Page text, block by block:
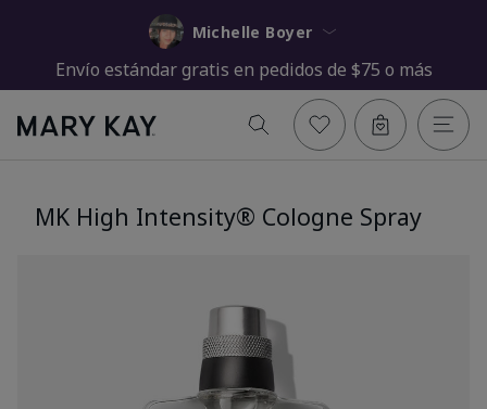
Michelle Boyer
Envío estándar gratis en pedidos de $75 o más
MK High Intensity® Cologne Spray